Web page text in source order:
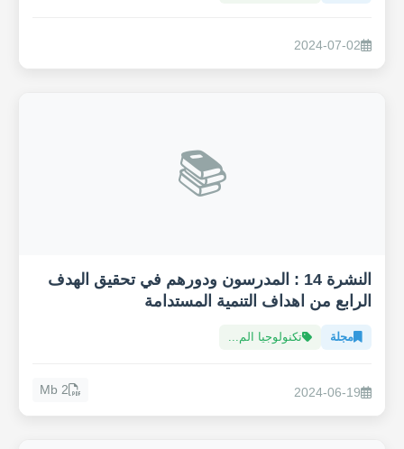
2024-07-02
📚
النشرة 14 : المدرسون ودورهم في تحقيق الهدف
الرابع من اهداف التنمية المستدامة
مجلة تكنولوجيا الم...
2024-06-19
2 Mb